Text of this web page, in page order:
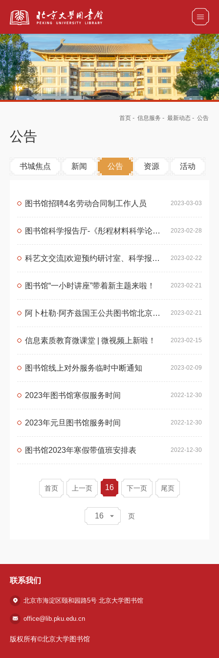
全部资源
首页 - 信息服务 - 最新动态 - 公告
公告
书城焦点 新闻 公告 资源 活动
2023-03-03
图书馆招聘4名劳动合同制工作人员
2023-02-28
图书馆科学报告厅-《彤程材料科学论坛》第025讲 | 碳纳米管电子学：进展与挑战
2023-02-22
科艺文交流|欢迎预约研讨室、科学报告厅、艺术鉴赏厅及视频拍摄和直播服务
2023-02-21
图书馆“一小时讲座”带着新主题来啦！
2023-02-21
阿卜杜勒·阿齐兹国王公共图书馆北京大学分馆招聘学生助理馆员
2023-02-15
信息素质教育微课堂 | 微视频上新啦！
2023-02-09
图书馆线上对外服务临时中断通知
2022-12-30
2023年图书馆寒假服务时间
2022-12-30
2023年元旦图书馆服务时间
2022-12-30
图书馆2023年寒假带值班安排表
首页 上一页 16 下一页 尾页
16 页
联系我们
北京市海淀区颐和园路5号 北京大学图书馆
office@lib.pku.edu.cn
版权所有©北京大学图书馆